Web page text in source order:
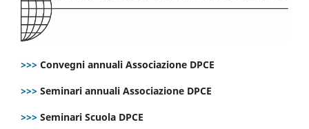
>>> Convegni annuali Associazione DPCE
>>> Seminari annuali Associazione DPCE
>>> Seminari Scuola DPCE